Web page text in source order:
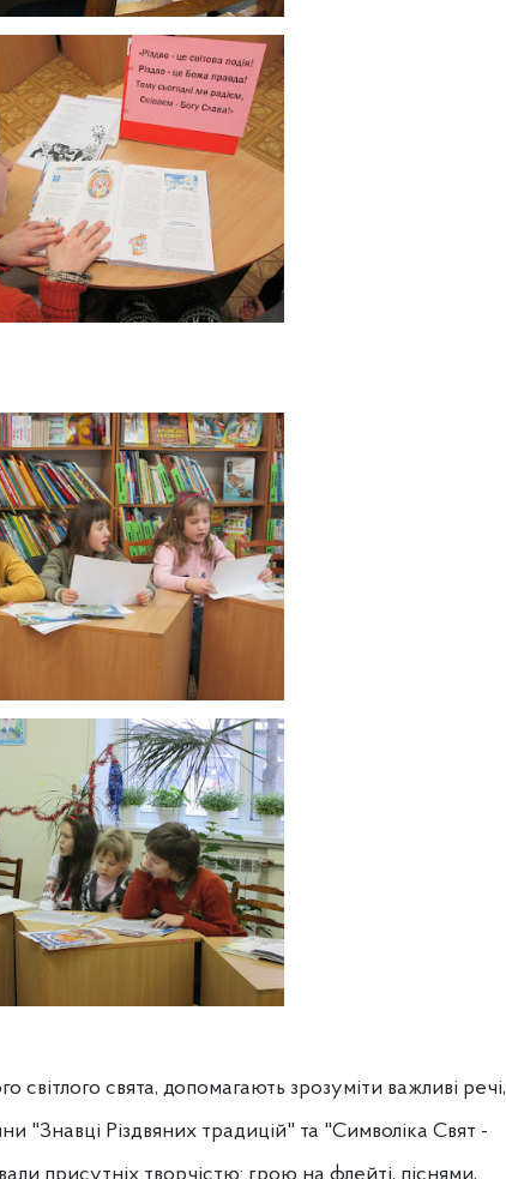
світлого свята, допомагають зрозуміти важливі речі,
"Знавці Різдвяних традицій" та "Символіка Свят -